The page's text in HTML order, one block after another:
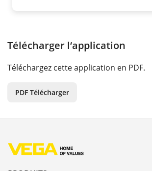
Télécharger l‘application
Téléchargez cette application en PDF.
PDF Télécharger